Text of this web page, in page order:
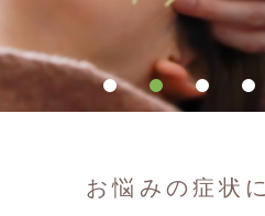
お悩みの症状に